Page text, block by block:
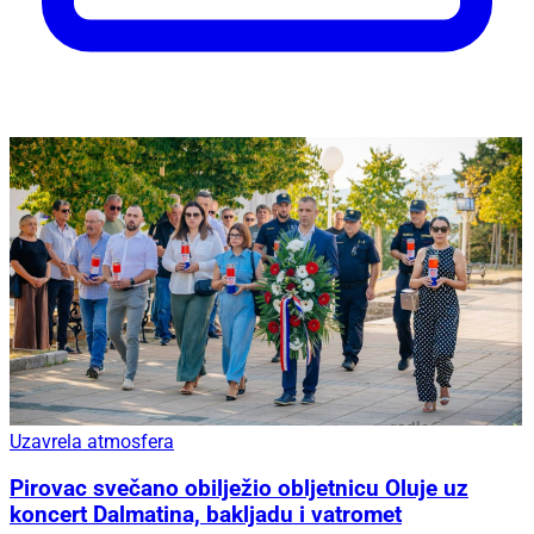
Uzavrela atmosfera
Pirovac svečano obilježio obljetnicu Oluje uz
koncert Dalmatina, bakljadu i vatromet